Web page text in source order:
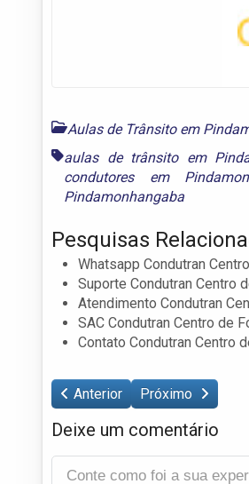
Aulas de Trânsito em
aulas de trânsito em
condutores em
Pindamonhangaba
Pesquisas
Whatsapp Condutran
Suporte Condutran Centro
Atendimento Condutran
SAC Condutran Centro de
Contato Condutran Centro
Anterior Próximo
Deixe um comentário